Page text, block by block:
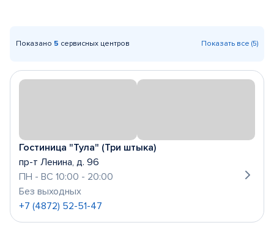
Показано 5 сервисных центров Показать все (5)
Гостиница "Тула" (Три штыка)
пр-т Ленина, д. 96
ПН - ВС 10:00 - 20:00
Без выходных
+7 (4872) 52-51-47